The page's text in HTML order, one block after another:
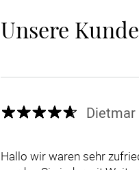
Unsere
Dietmar
Hallo wir waren sehr